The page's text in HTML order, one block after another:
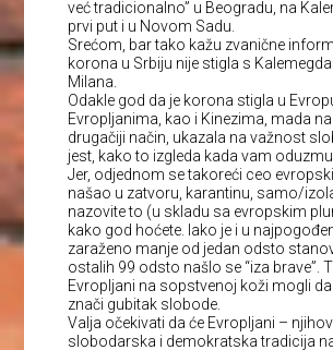
već tradicionalno” u Beogradu, na
prvi put i u Novom Sadu.
Srećom, bar tako kažu zvanične
korona u Srbiju nije stigla s
Milana.
Odakle god da je korona stigla u
Evropljanima, kao i Kinezima, mada
drugačiji način, ukazala na važnost
jest, kako to izgleda kada vam
Jer, odjednom se takoreći ceo
našao u zatvoru, karantinu, samo/
nazovite to (u skladu sa evropskim
kako god hoćete. Iako je i u
zaraženo manje od jedan odsto
ostalih 99 odsto našlo se “iza brave”.
Evropljani na sopstvenoj koži mogli
znači gubitak slobode.
Valja očekivati da će Evropljani –
slobodarska i demokratska tradicija